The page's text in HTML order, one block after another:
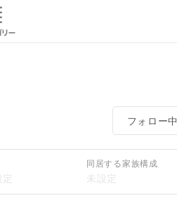
フォロー中
同居する家族構成